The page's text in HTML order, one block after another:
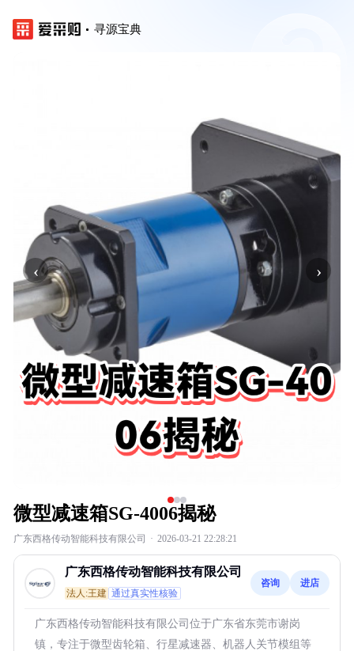
寻源宝典
‹ ›
微型减速箱SG-4006揭秘
广东西格传动智能科技有限公司 · 2026-03-21 22:28:21
广东西格传动智能科技有限公司
法人:王建 通过真实性核验
咨询 进店
广东西格传动智能科技有限公司位于广东省东莞市谢岗
镇，专注于微型齿轮箱、行星减速器、机器人关节模组等